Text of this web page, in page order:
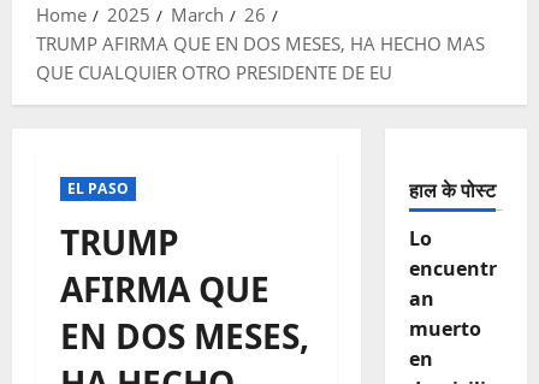
Home 2025 March
26
TRUMP AFIRMA QUE EN DOS MESES, HA HECHO MAS
QUE CUALQUIER OTRO PRESIDENTE DE EU
EL PASO
TRUMP
AFIRMA QUE
EN DOS MESES,
हाल के पोस्ट
Lo
encuentr
an
muerto
en